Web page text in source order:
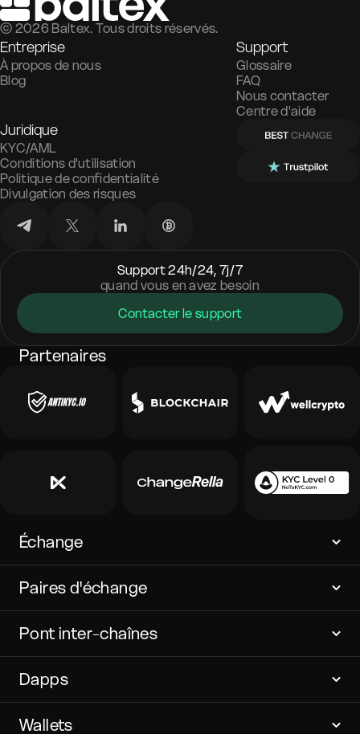
© 2026 Baltex. Tous droits réservés.
Entreprise
À propos de nous
Blog
Support
Glossaire
FAQ
Nous contacter
Centre d'aide
Juridique
KYC/AML
Conditions d'utilisation
Politique de confidentialité
Divulgation des risques
Support 24h/24, 7j/7
quand vous en avez besoin
Contacter le support
Partenaires
Échange
Paires d'échange
Pont inter-chaînes
Dapps
Wallets